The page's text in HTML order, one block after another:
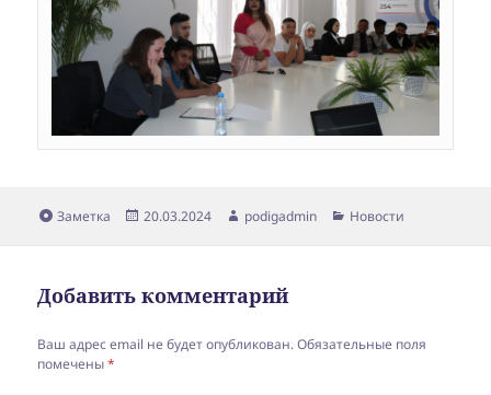
Формат
Заметка Опубликовано
20.03.2024 Автор
podigadmin Рубрики
Новости
Добавить комментарий
Ваш адрес email не будет опубликован. Обязательные поля
помечены*